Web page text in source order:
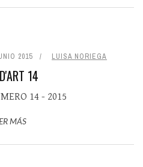
2015 LUISA NORIEGA
14
14 - 2015
MÁS